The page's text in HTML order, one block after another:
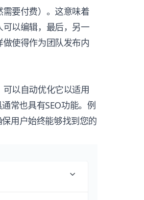
要付费）。这意味着
以编辑，最后，另一
使得作为团队发布内
以自动优化它以适用
常也具有SEO功能。例
用户始终能够找到您的